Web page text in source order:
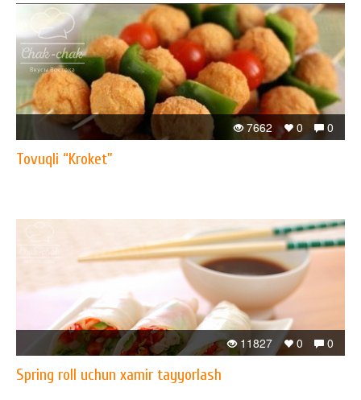
0
0
7662
Tovuqli “Kroket”
0
0
11827
​Spring roll uchun xamir tayyorlash